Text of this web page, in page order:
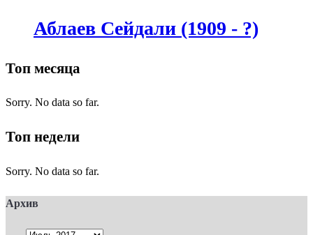
Аблаев Сейдали (1909 - ?)
Топ месяца
Sorry. No data so far.
Топ недели
Sorry. No data so far.
Архив